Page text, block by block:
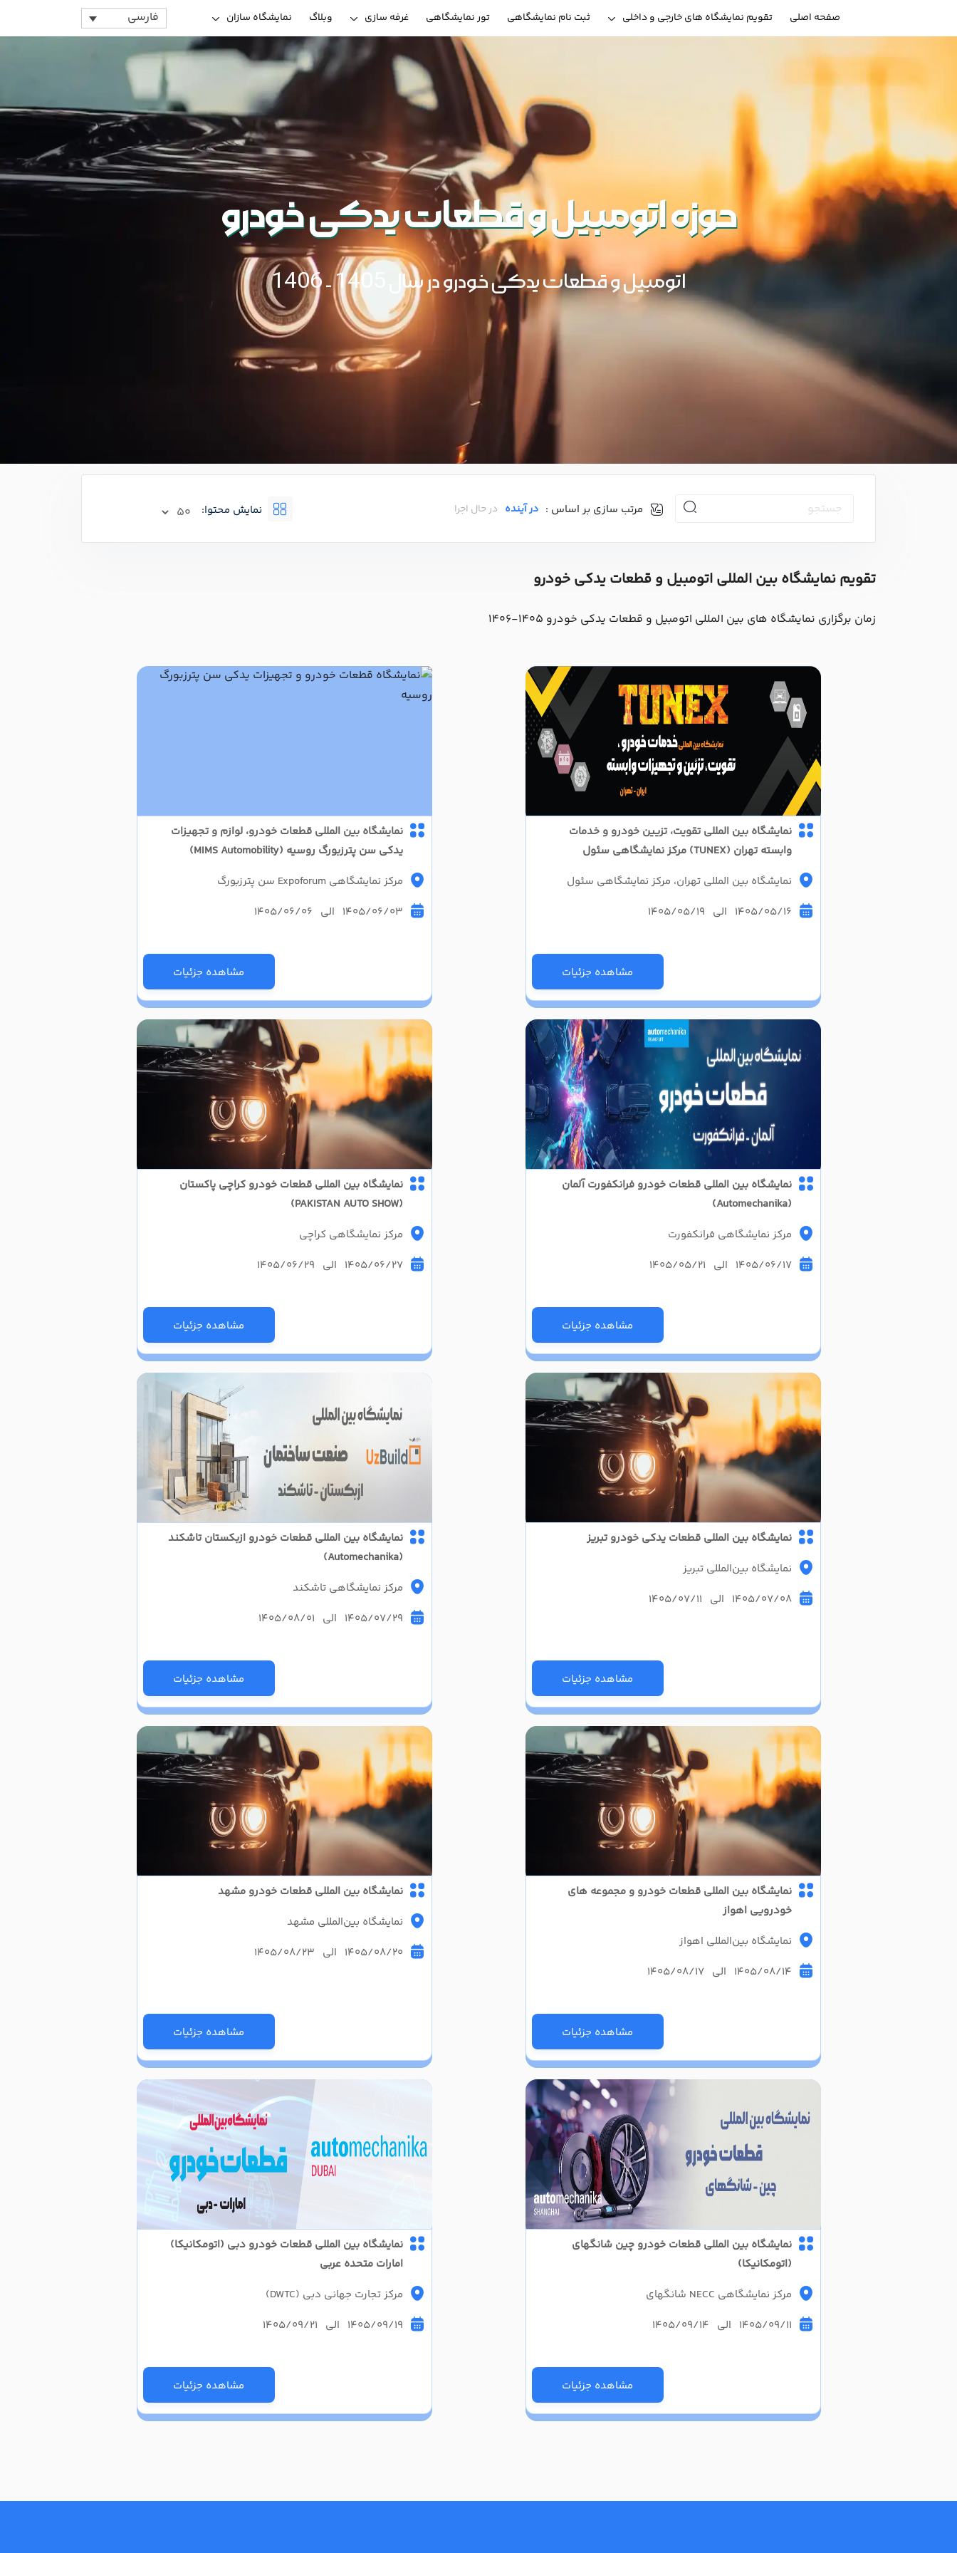
صفحه اصلی تقویم نمایشگاه های خارجی و داخلی ثبت نام نمایشگاهی تور نمایشگاهی غرفه سازی وبلاگ نمایشگاه سازان فارسی
حوزه اتومبیل و قطعات یدکی خودرو
اتومبیل و قطعات یدکی خودرو در سال 1405 - 1406
مرتب سازی بر اساس : در آینده در حال اجرا نمایش محتوا:
تقویم نمایشگاه بین المللی اتومبیل و قطعات یدکی خودرو
زمان برگزاری نمایشگاه های بین المللی اتومبیل و قطعات یدکی خودرو 1405-1406
نمایشگاه بین المللی تقویت، تزیین خودرو و خدمات
وابسته تهران (TUNEX) مرکز نمایشگاهی سئول
نمایشگاه بین المللی تهران، مرکز نمایشگاهی سئول
1405/05/16 الی 1405/05/19
مشاهده جزئیات
نمایشگاه بین المللی قطعات خودرو، لوازم و تجهیزات
یدکی سن پترزبورگ روسیه (MIMS Automobility)
مرکز نمایشگاهی Expoforum سن پترزبورگ
1405/06/03 الی 1405/06/06
مشاهده جزئیات
نمایشگاه بین المللی قطعات خودرو فرانکفورت آلمان
(Automechanika)
مرکز نمایشگاهی فرانکفورت
1405/06/17 الی 1405/05/21
مشاهده جزئیات
نمایشگاه بین المللی قطعات خودرو کراچی پاکستان
(PAKISTAN AUTO SHOW)
مرکز نمایشگاهی کراچی
1405/06/27 الی 1405/06/29
مشاهده جزئیات
نمایشگاه بین المللی قطعات یدکی خودرو تبریز
نمایشگاه بین‌المللی تبریز
1405/07/08 الی 1405/07/11
مشاهده جزئیات
نمایشگاه بین المللی قطعات خودرو ازبکستان تاشکند
(Automechanika)
مرکز نمایشگاهی تاشکند
1405/07/29 الی 1405/08/01
مشاهده جزئیات
نمایشگاه بین المللی قطعات خودرو و مجموعه های
خودرویی اهواز
نمایشگاه بین‌المللی اهواز
1405/08/14 الی 1405/08/17
مشاهده جزئیات
نمایشگاه بین المللی قطعات خودرو مشهد
نمایشگاه بین‌المللی مشهد
1405/08/20 الی 1405/08/23
مشاهده جزئیات
نمایشگاه بین المللی قطعات خودرو چین شانگهای
(اتومکانیکا)
مرکز نمایشگاهی NECC شانگهای
1405/09/11 الی 1405/09/14
مشاهده جزئیات
نمایشگاه بین المللی قطعات خودرو دبی (اتومکانیکا)
امارات متحده عربی
مرکز تجارت جهانی دبی (DWTC)
1405/09/19 الی 1405/09/21
مشاهده جزئیات